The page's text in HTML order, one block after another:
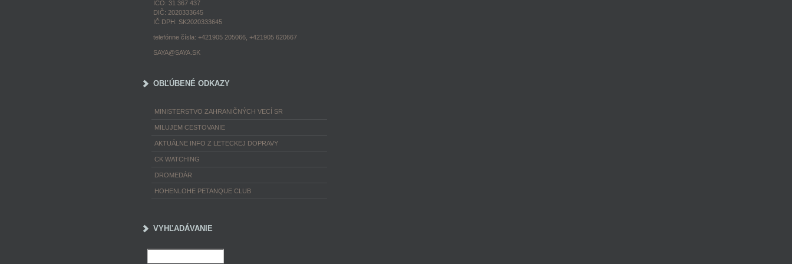
IČO: 31 367 437
DIČ: 2020333645
IČ DPH: SK2020333645
telefónne čísla: +421905 205066, +421905 620667
SAYA@SAYA.SK
OBĽÚBENÉ ODKAZY
MINISTERSTVO ZAHRANIČNÝCH VECÍ SR
MILUJEM CESTOVANIE
AKTUÁLNE INFO Z LETECKEJ DOPRAVY
CK WATCHING
DROMEDÁR
HOHENLOHE PETANQUE CLUB
VYHĽADÁVANIE